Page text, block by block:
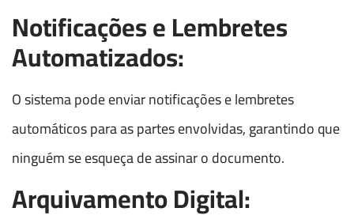
Notificações e Lembretes
Automatizados:
O sistema pode enviar notificações e lembretes
automáticos para as partes envolvidas, garantindo que
ninguém se esqueça de assinar o documento.
Arquivamento Digital: